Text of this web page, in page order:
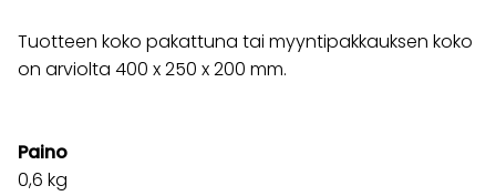
Tuotteen koko pakattuna tai myyntipakkauksen koko
on arviolta 400 x 250 x 200 mm.
Paino
0,6 kg